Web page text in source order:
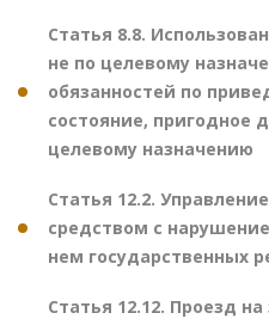
Статья 8.8.
не по целевому
обязанностей по
состояние, пригодное
целевому назначению
Статья 12.2.
средством с
нем государственных
Статья 12.12. Проезд